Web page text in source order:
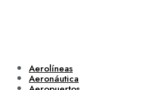
Aerolíneas
Aeronáutica